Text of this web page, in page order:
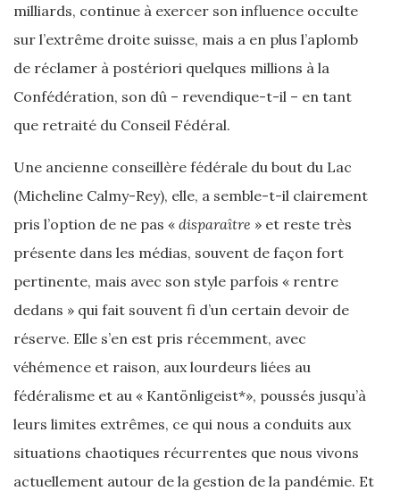
milliards, continue à exercer son influence occulte
sur l’extrême droite suisse, mais a en plus l’aplomb
de réclamer à postériori quelques millions à la
Confédération, son dû – revendique-t-il – en tant
que retraité du Conseil Fédéral.
Une ancienne conseillère fédérale du bout du Lac
(Micheline Calmy-Rey), elle, a semble-t-il clairement
pris l’option de ne pas « disparaître » et reste très
présente dans les médias, souvent de façon fort
pertinente, mais avec son style parfois « rentre
dedans » qui fait souvent fi d’un certain devoir de
réserve. Elle s’en est pris récemment, avec
véhémence et raison, aux lourdeurs liées au
fédéralisme et au « Kantönligeist*», poussés jusqu’à
leurs limites extrêmes, ce qui nous a conduits aux
situations chaotiques récurrentes que nous vivons
actuellement autour de la gestion de la pandémie. Et